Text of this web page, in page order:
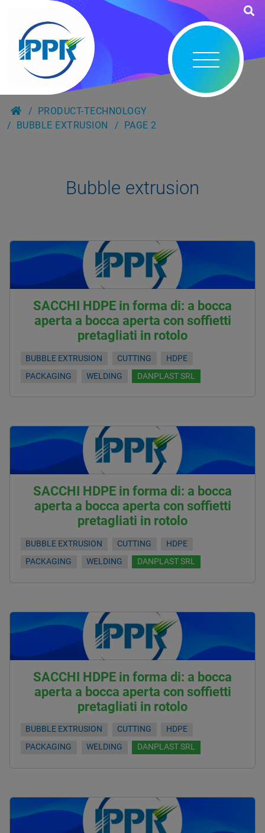
PRODUCT-TECHNOLOGY
BUBBLE EXTRUSION
PAGE 2
Bubble extrusion
SACCHI HDPE in forma di: a bocca
aperta a bocca aperta con soffietti
pretagliati in rotolo
BUBBLE EXTRUSION CUTTING
HDPE
PACKAGING
WELDING DANPLAST SRL
SACCHI HDPE in forma di: a bocca
aperta a bocca aperta con soffietti
pretagliati in rotolo
BUBBLE EXTRUSION CUTTING
HDPE
PACKAGING
WELDING DANPLAST SRL
SACCHI HDPE in forma di: a bocca
aperta a bocca aperta con soffietti
pretagliati in rotolo
BUBBLE EXTRUSION CUTTING
HDPE
PACKAGING
WELDING DANPLAST SRL